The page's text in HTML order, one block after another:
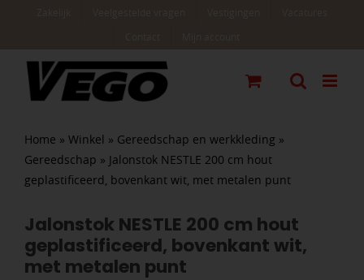
Home » Winkel » Gereedschap en werkkleding »
Gereedschap » Jalonstok NESTLE 200 cm hout
geplastificeerd, bovenkant wit, met metalen punt
Jalonstok NESTLE 200 cm hout
geplastificeerd, bovenkant wit,
met metalen punt